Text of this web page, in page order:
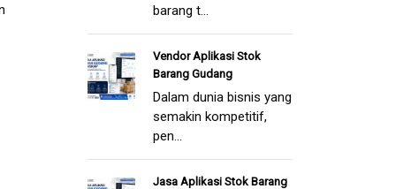
barang t...
Vendor Aplikasi Stok
Barang Gudang
Dalam dunia bisnis yang
semakin kompetitif,
pen...
Jasa Aplikasi Stok Barang